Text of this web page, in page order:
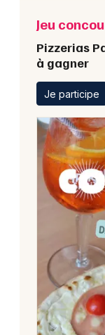
Jeu
Pizzerias
à gagner
Je participe